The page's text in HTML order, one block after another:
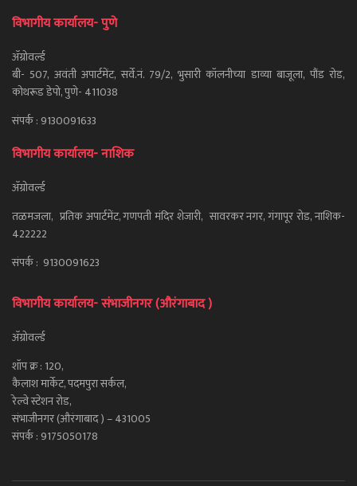
विभागीय कार्यालय- पुणे
ॲग्रोवर्ल्ड
बी- 507, अवंती अपार्टमेंट, सर्वे.नं. 79/2, भुसारी कॉलनीच्या डाव्या बाजूला, पौंड रोड,
कोथरूड डेपो, पुणे- 411038
संपर्क : 9130091633
विभागीय कार्यालय- नाशिक
ॲग्रोवर्ल्ड
तळमजला, प्रतिक अपार्टमेंट, गणपती मंदिर शेजारी, सावरकर नगर, गंगापूर रोड, नाशिक-
422222
संपर्क : 9130091623
विभागीय कार्यालय- संभाजीनगर (औरंगाबाद )
ॲग्रोवर्ल्ड
शॉप क्र : 120,
कैलाश मार्केट, पदमपुरा सर्कल,
रेल्वे स्टेशन रोड,
संभाजीनगर (औरंगाबाद ) – 431005
संपर्क : 9175050178